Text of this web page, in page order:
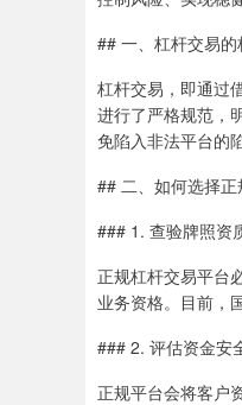
## 一、杠杆交易
杠杆交易，即通过
进行了严格规范，
免陷入非法平台的
## 二、如何选择
### 1. 查验牌照资
正规杠杆交易平台
业务资格。目前，
### 2. 评估资金安
正规平台会将客户